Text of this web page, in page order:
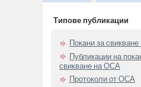
Типове публикации
Покани за
Публикации на
свикване на ОСА
Протоколи от ОСА